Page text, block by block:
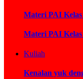
Materi PAI
Materi PAI
Kuliah
Kenalan yuk